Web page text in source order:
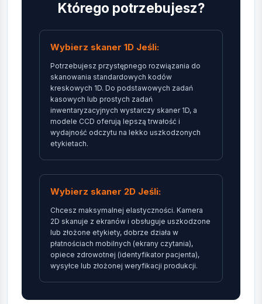
Którego potrzebujesz?
Wybierz skaner 1D Jeśli:
Potrzebujesz przystępnego rozwiązania do
skanowania standardowych kodów
kreskowych 1D. Do podstawowych zadań
kasowych lub prostych zadań
inwentaryzacyjnych wystarczy skaner 1D, a
modele CCD oferują lepszą trwałość i
wydajność odczytu na lekko uszkodzonych
etykietach.
Wybierz skaner 2D Jeśli:
Chcesz maksymalnej elastyczności. Kamera
2D skanuje z ekranów i obsługuje uszkodzone
lub złożone etykiety, dobrze działa w
płatnościach mobilnych (ekrany czytania),
opiece zdrowotnej (identyfikator pacjenta),
wysyłce lub złożonej weryfikacji produkcji.